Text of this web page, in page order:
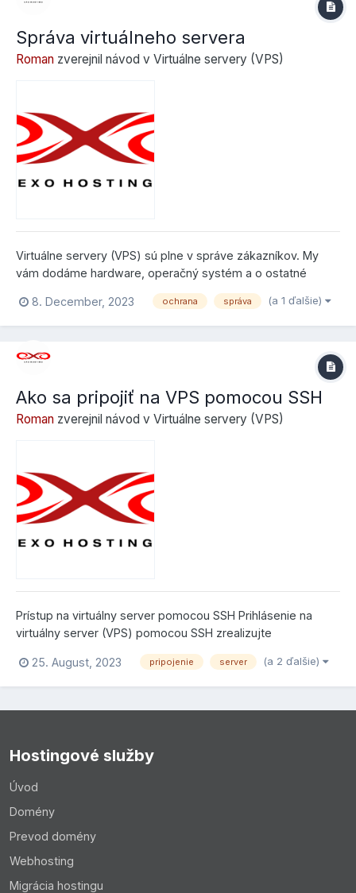
Správa virtuálneho servera
Roman zverejnil návod v Virtuálne servery (VPS)
Virtuálne servery (VPS) sú plne v správe zákazníkov. My
vám dodáme hardware, operačný systém a o ostatné
záležitosti sa staráte sami, čo vám dáva možnosť si
nakonfigurovať server podľa vlastných uvážení. Napriek
tomu v prípade potreby vieme poskytovať správu servera v
8. December, 2023 ochrana správa (a 1 ďalšie)
Ako sa pripojiť na VPS pomocou SSH
Roman zverejnil návod v Virtuálne servery (VPS)
Prístup na virtuálny server pomocou SSH Prihlásenie na
virtuálny server (VPS) pomocou SSH zrealizujte
nasledovne: host: IP adresa vášho virtuálneho servera
(VPS) IP adresu nájdete v Control Paneli naľavo v hlavnom
menu sekcia Virtuály meno: root...
25. August, 2023 pripojenie server (a 2 ďalšie)
Hostingové služby
Úvod
Domény
Prevod domény
Webhosting
Migrácia hostingu